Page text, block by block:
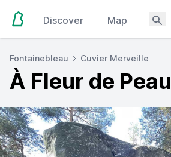
Discover Map
Fontainebleau Cuvier Merveille
À Fleur de Peau